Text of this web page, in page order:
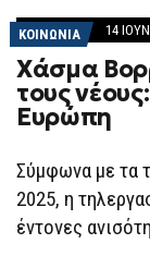
ΚΟΙΝΩΝΙΑ 14
Χάσμα
τους
Ευρώπη
Σύμφωνα με τα
2025, η
έντονες